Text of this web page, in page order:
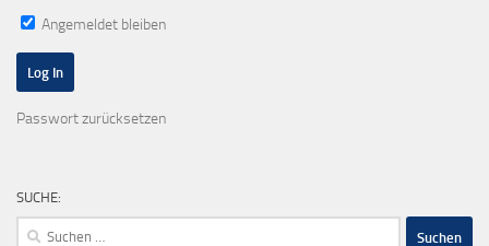
Angemeldet bleiben
Passwort zurücksetzen
SUCHE:
Suchen